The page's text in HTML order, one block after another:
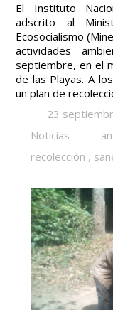
El Instituto
adscrito al
Ecosocialismo
actividades
septiembre, en el
de las Playas. A
un plan de
23
Noticias
recolección ,